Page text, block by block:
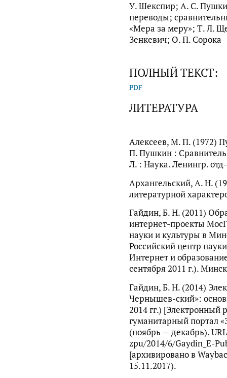
У. Шекспир; А. С.
переводы;
«Мера за меру»; Т. Л.
Зенкевич; О. П. Сорока
ПОЛНЫЙ ТЕКСТ:
PDF
ЛИТЕРАТУРА
Алексеев, М. П. (1972)
П. Пушкин :
Л. : Наука. Ленингр.
Архангельский, А. Н.
литературной
Гайдин, Б. Н. (2011)
интернет-проекты
науки и культуры в
Российский центр
Интернет и
сентября 2011 г.).
Гайдин, Б. Н. (2014)
Чернышев-ский»:
2014 гг.)
гуманитарный портал
(ноябрь — декабрь).
zpu/2014/6/Gaydin_E-
[архивировано в
15.11.2017).